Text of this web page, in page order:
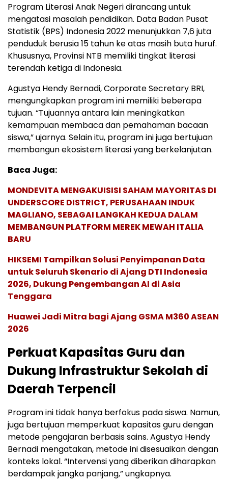
Program Literasi Anak Negeri dirancang untuk
mengatasi masalah pendidikan. Data Badan Pusat
Statistik (BPS) Indonesia 2022 menunjukkan 7,6 juta
penduduk berusia 15 tahun ke atas masih buta huruf.
Khususnya, Provinsi NTB memiliki tingkat literasi
terendah ketiga di Indonesia.
Agustya Hendy Bernadi, Corporate Secretary BRI,
mengungkapkan program ini memiliki beberapa
tujuan. “Tujuannya antara lain meningkatkan
kemampuan membaca dan pemahaman bacaan
siswa,” ujarnya. Selain itu, program ini juga bertujuan
membangun ekosistem literasi yang berkelanjutan.
Baca Juga:
MONDEVITA MENGAKUISISI SAHAM MAYORITAS DI
UNDERSCORE DISTRICT, PERUSAHAAN INDUK
MAGLIANO, SEBAGAI LANGKAH KEDUA DALAM
MEMBANGUN PLATFORM MEREK MEWAH ITALIA
BARU
HIKSEMI Tampilkan Solusi Penyimpanan Data
untuk Seluruh Skenario di Ajang DTI Indonesia
2026, Dukung Pengembangan AI di Asia
Tenggara
Huawei Jadi Mitra bagi Ajang GSMA M360 ASEAN
2026
Perkuat Kapasitas Guru dan
Dukung Infrastruktur Sekolah di
Daerah Terpencil
Program ini tidak hanya berfokus pada siswa. Namun,
juga bertujuan memperkuat kapasitas guru dengan
metode pengajaran berbasis sains. Agustya Hendy
Bernadi mengatakan, metode ini disesuaikan dengan
konteks lokal. “Intervensi yang diberikan diharapkan
berdampak jangka panjang,” ungkapnya.